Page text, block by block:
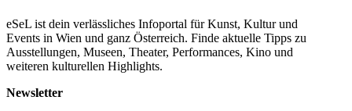
historischen und sozialen Machtverhältnissen widersetzen, die
durch das Netzwerk geopolitischer Identitäten etabliert wurden,
liegt der Fokus der Ausstellung auf jenen singulären/einzigartigen
Kunstpraktiken, die die Grenzen bereits etablierter Kartografien
überschreiten. Mit anderen Worten, die Ausstellung materialisiert
sich als Gegenbewegung oder Irrtum im geopolitischen Prozess
eSeL ist dein verlässliches Infoportal für Kunst, Kultur und
Events in Wien und ganz Österreich. Finde aktuelle Tipps zu
Ausstellungen, Museen, Theater, Performances, Kino und
weiteren kulturellen Highlights.
Newsletter